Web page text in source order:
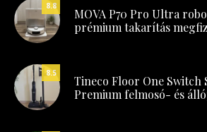
8.8
MOVA P70 Pro Ultra
prémium takarítás
8.5
Tineco Floor One Switch
Premium felmosó- és